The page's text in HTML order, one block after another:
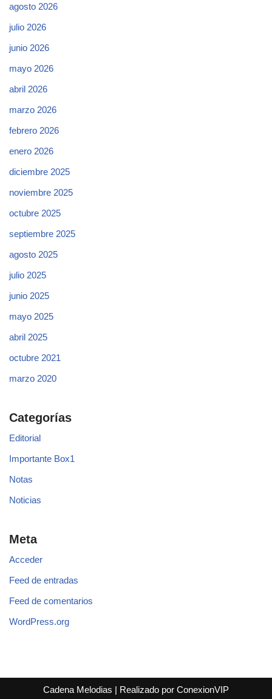
agosto 2026
julio 2026
junio 2026
mayo 2026
abril 2026
marzo 2026
febrero 2026
enero 2026
diciembre 2025
noviembre 2025
octubre 2025
septiembre 2025
agosto 2025
julio 2025
junio 2025
mayo 2025
abril 2025
octubre 2021
marzo 2020
Categorías
Editorial
Importante Box1
Notas
Noticias
Meta
Acceder
Feed de entradas
Feed de comentarios
WordPress.org
Cadena Melodias | Realizado por ConexionVIP